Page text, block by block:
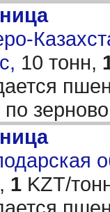
10 тонн,
1 KZT/